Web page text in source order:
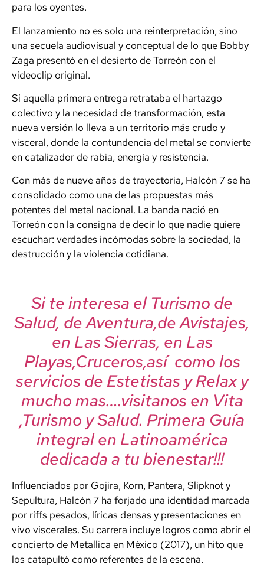
para los oyentes.
El lanzamiento no es solo una reinterpretación, sino
una secuela audiovisual y conceptual de lo que Bobby
Zaga presentó en el desierto de Torreón con el
videoclip original.
Si aquella primera entrega retrataba el hartazgo
colectivo y la necesidad de transformación, esta
nueva versión lo lleva a un territorio más crudo y
visceral, donde la contundencia del metal se convierte
en catalizador de rabia, energía y resistencia.
Con más de nueve años de trayectoria, Halcón 7 se ha
consolidado como una de las propuestas más
potentes del metal nacional. La banda nació en
Torreón con la consigna de decir lo que nadie quiere
escuchar: verdades incómodas sobre la sociedad, la
destrucción y la violencia cotidiana.
Si te interesa el Turismo de
Salud, de Aventura,de Avistajes,
en Las Sierras, en Las
Playas,Cruceros,así como los
servicios de Estetistas y Relax y
mucho mas….visitanos en Vita
,Turismo y Salud. Primera Guía
integral en Latinoamérica
dedicada a tu bienestar!!!
Influenciados por Gojira, Korn, Pantera, Slipknot y
Sepultura, Halcón 7 ha forjado una identidad marcada
por riffs pesados, líricas densas y presentaciones en
vivo viscerales. Su carrera incluye logros como abrir el
concierto de Metallica en México (2017), un hito que
los catapultó como referentes de la escena.